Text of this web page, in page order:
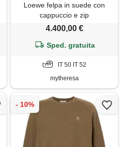
Loewe felpa in suede con
cappuccio e zip
4.400,00 €
Sped. gratuita
IT 50 IT 52
mytheresa